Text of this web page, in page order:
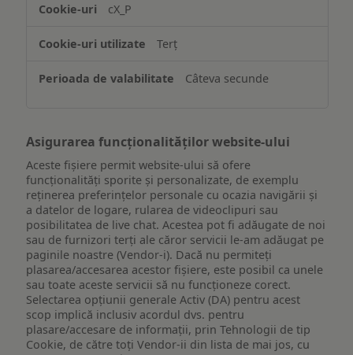
informațiilor
pe
dispozitiv
cX_P
Terț
Câteva secunde
Asigurarea funcționalităților website-ului
Aceste fișiere permit website-ului să ofere
funcționalități sporite și personalizate, de exemplu
reţinerea preferinţelor personale cu ocazia navigării și
a datelor de logare, rularea de videoclipuri sau
posibilitatea de live chat. Acestea pot fi adăugate de noi
sau de furnizori terți ale căror servicii le-am adăugat pe
paginile noastre (Vendor-i). Dacă nu permiteți
plasarea/accesarea acestor fișiere, este posibil ca unele
sau toate aceste servicii să nu funcționeze corect.
Selectarea opțiunii generale Activ (DA) pentru acest
scop implică inclusiv acordul dvs. pentru
plasare/accesare de informații, prin Tehnologii de tip
Cookie, de către toți Vendor-ii din lista de mai jos, cu